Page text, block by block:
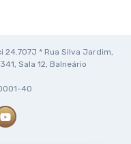
24.707J * Rua Silva Jardim,
Sala 12, Balneário
40